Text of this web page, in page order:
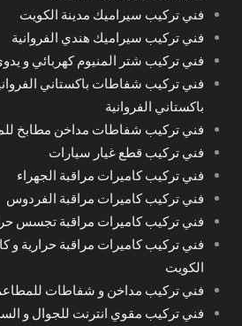
فني تركيب سيراميك مدينة الكويت
فني تركيب سيراميك هندي الفروانية
فني تركيب شتر المنيوم كهربائي و
فني تركيب شفاطات باكستاني
باكستاني الفروانية
فني تركيب شفاطات مداخن مطابخ
فني تركيب قطع غيار سيارات
فني تركيب كاميرات مراقبة الجهراء
فني تركيب كاميرات مراقبة الفردوس
فني تركيب كاميرات مراقبة تجسس
فني تركيب كاميرات مراقبة حرارية و
الكويت
فني تركيب مداخن و شفاطات
فني تركيب مقوي انترنت للجوال و